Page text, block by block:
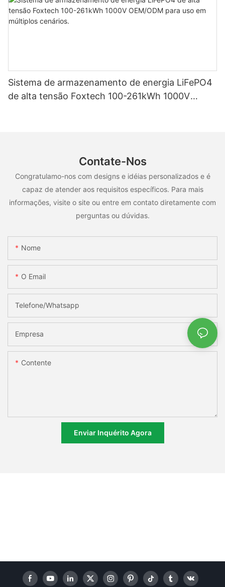
Sistema de armazenamento de energia LiFePO4
de alta tensão Foxtech 100-261kWh 1000V
Contate-Nos
Congratulamo-nos com designs e idéias personalizados e é
capaz de atender aos requisitos específicos. Para mais
informações, visite o site ou entre em contato diretamente com
perguntas ou dúvidas.
Nome
O Email
Telefone/whatsapp
Empresa
Contente
Enviar Inquérito Agora